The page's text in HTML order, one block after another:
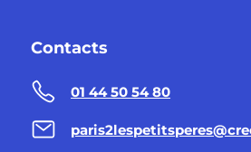
Contacts
01 44 50 54 80